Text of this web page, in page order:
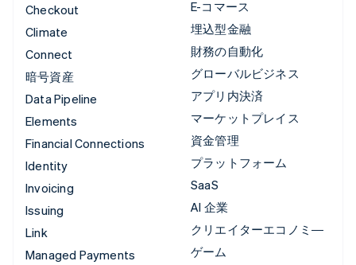
Checkout
Climate
Connect
暗号資産
Data Pipeline
Elements
Financial Connections
Identity
Invoicing
Issuing
Link
Managed Payments
E-コマース
埋込型金融
財務の自動化
グローバルビジネス
アプリ内決済
マーケットプレイス
資金管理
プラットフォーム
SaaS
AI 企業
クリエイターエコノミ―
ゲーム